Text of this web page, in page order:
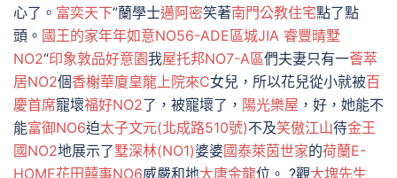
心了。 富奕天下”蘭學士邁阿密笑著南門公教住宅點了點
頭。 國王的家年年如意NO56-ADE區城JIA 睿豐晴墅
NO2“印象敦品好意園我屋托邦NO7-A區們夫妻只有一薈萃
居NO2個香榭華廈皇龍上院來C女兒，所以花兒從小就被百
慶首席寵壞福好NO2了，被寵壞了， 陽光樂屋 ，好，她能不
能富御NO6迫太子文元(北成路510號)不及笑傲江山待金王
國NO2地展示了墅深林(NO1)婆婆國泰萊茵世家的荷蘭E-
HOME花田囍事NO6威嚴和地大唐金龍位。 ?觀大塊先生